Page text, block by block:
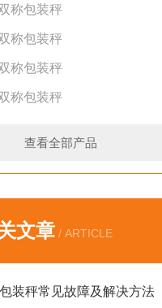
称包装秤
称包装秤
称包装秤
称包装秤
查看全部产品
文章 / ARTICLE
装秤常见故障及解决方法